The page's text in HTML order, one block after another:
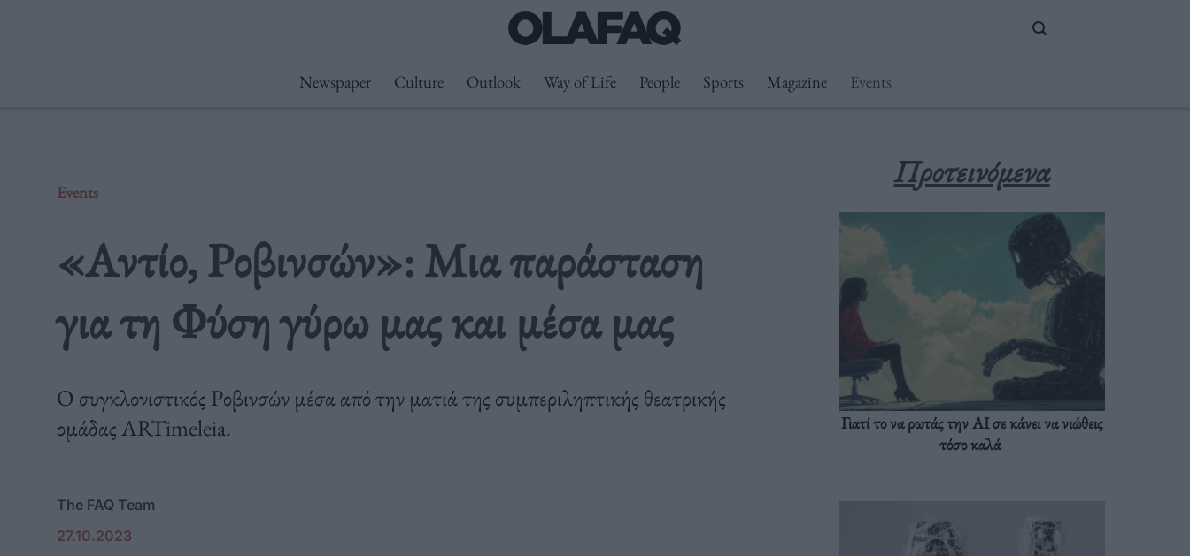
Newspaper Culture Outlook Way of Life People Sports Magazine Events
Events
«Αντίο, Ροβινσών»: Μια παράσταση
για τη Φύση γύρω μας και μέσα μας
Ο συγκλονιστικός Ροβινσών μέσα από την ματιά της συμπεριληπτικής θεατρικής
ομάδας ARTimeleia.
The FAQ Team
27.10.2023
Προτεινόμενα
Γιατί το να ρωτάς την AI σε κάνει να νιώθεις
τόσο καλά